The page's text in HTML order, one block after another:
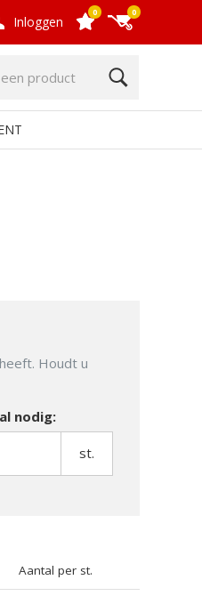
TUINVERLICHTING
Inloggen
0 0
Houdt u
nodig:
st.
Aantal per st.